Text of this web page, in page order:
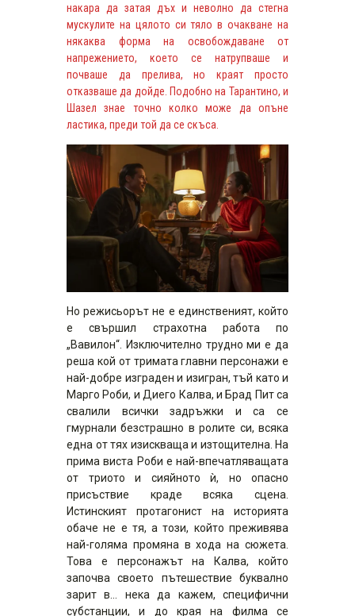
накара да затая дъх и неволно да стегна
мускулите на цялото си тяло в очакване на
някаква форма на освобождаване от
напрежението, което се натрупваше и
почваше да прелива, но краят просто
отказваше да дойде. Подобно на Тарантино, и
Шазел знае точно колко може да опъне
ластика, преди той да се скъса.
Но режисьорът не е единственият, който
е свършил страхотна работа по
„Вавилон“. Изключително трудно ми е да
реша кой от тримата главни персонажи е
най-добре изграден и изигран, тъй като и
Марго Роби, и Диего Калва, и Брад Пит са
свалили всички задръжки и са се
гмурнали безстрашно в ролите си, всяка
една от тях изискваща и изтощителна. На
прима виста Роби е най-впечатляващата
от триото и сияйното ѝ, но опасно
присъствие краде всяка сцена.
Истинският протагонист на историята
обаче не е тя, а този, който преживява
най-голяма промяна в хода на сюжета.
Това е персонажът на Калва, който
започва своето пътешествие буквално
зарит в… нека да кажем, специфични
субстанции, и до края на филма се